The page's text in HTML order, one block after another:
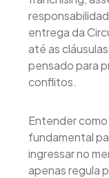
entrega da
até as
pensado para
conflitos.
Entender
fundamental
ingressar no
apenas regula